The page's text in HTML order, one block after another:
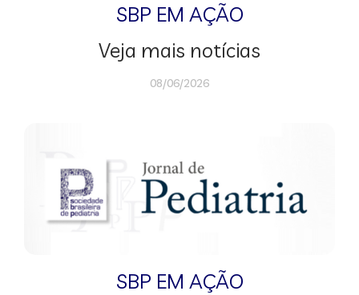
SBP EM AÇÃO
Veja mais notícias
08/06/2026
SBP EM AÇÃO